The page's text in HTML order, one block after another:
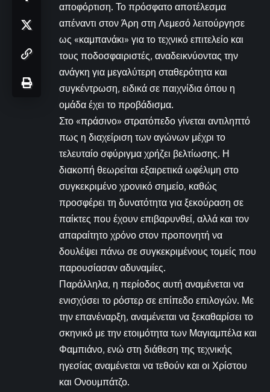
αποφόρτιση. Το πρόσφατο αποτέλεσμα
απέναντι στον Άρη στη Λεμεσό λειτούργησε
ως «καμπανάκι» για το τεχνικό επιτελείο και
τους ποδοσφαιριστές, αναδεικνύοντας την
ανάγκη για μεγαλύτερη σταθερότητα και
συγκέντρωση, ειδικά σε παιχνίδια όπου η
ομάδα έχει το προβάδισμα.
Στο «πράσινο» στρατόπεδο γίνεται αντιληπτό
πως η διαχείριση των αγώνων μέχρι το
τελευταίο σφύριγμα χρήζει βελτίωσης. Η
διακοπή θεωρείται εξαιρετικά ωφέλιμη στο
συγκεκριμένο χρονικό σημείο, καθώς
προσφέρει τη δυνατότητα για ξεκούραση σε
παίκτες που έχουν επιβαρυνθεί, αλλά και τον
απαραίτητο χρόνο στον προπονητή να
δουλέψει πάνω σε συγκεκριμένους τομείς που
παρουσίασαν αδυναμίες.
Παράλληλα, η περίοδος αυτή αναμένεται να
ενισχύσει το ρόστερ σε επίπεδο επιλογών. Με
την επανέναρξη, αναμένεται να ξεκαθαρίσει το
σκηνικό με την ετοιμότητα των Μαγιαμπέλα και
Φαμπιάνο, ενώ στη διάθεση της τεχνικής
ηγεσίας αναμένεται να τεθούν και οι Χρίστου
και Ονουμπάτζο.